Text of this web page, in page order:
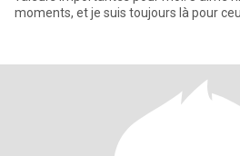
moments, et je suis toujours là pour